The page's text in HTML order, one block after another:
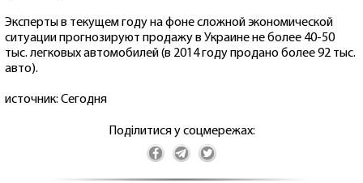
Эксперты в текущем году на фоне сложной экономической
ситуации прогнозируют продажу в Украине не более 40-50
тыс. легковых автомобилей (в 2014 году продано более 92 тыс.
авто).
источник: Сегодня
Поділитися у соцмережах: